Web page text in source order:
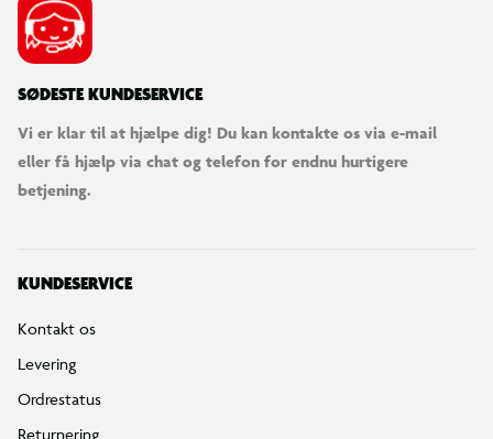
SØDESTE KUNDESERVICE
Vi er klar til at hjælpe dig! Du kan kontakte os via e-mail
eller få hjælp via chat og telefon for endnu hurtigere
betjening.
KUNDESERVICE
Kontakt os
Levering
Ordrestatus
Returnering